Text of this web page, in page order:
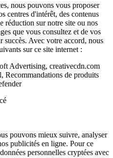
nous pouvons vous proposer
centres d'intérêt, des contenus
réduction sur notre site ou nos
que vous consultez et de vos
succès. Avec votre accord, nous
sur ce site internet :
Advertising, creativecdn.com
de produits
pouvons mieux suivre, analyser
publicités en ligne. Pour ce
personnelles cryptées avec